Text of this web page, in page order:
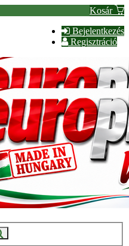
Kosár
Bejelentkezés
Regisztráció